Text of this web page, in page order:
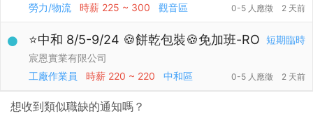
勞力/物流
時薪 225 ~ 300 觀音區 0-5 人應徵 2 天前
短期臨時
⭐中和 8/5-9/24 🍪餅乾包裝🍪免加班-RO
宸恩實業有限公司
工廠作業員
時薪 220 ~ 220 中和區 0-5 人應徵 2 天前
想收到類似職缺的通知嗎？